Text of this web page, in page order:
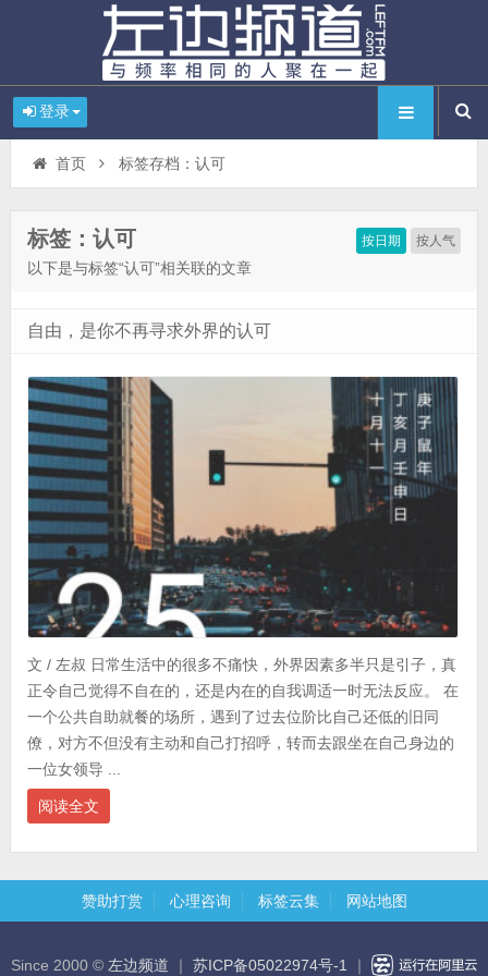
登录
首页 标签存档：认可
按日期 按人气
标签：认可
以下是与标签“认可”相关联的文章
自由，是你不再寻求外界的认可
文 / 左叔 日常生活中的很多不痛快，外界因素多半只是引子，真
正令自己觉得不自在的，还是内在的自我调适一时无法反应。 在
一个公共自助就餐的场所，遇到了过去位阶比自己还低的旧同
僚，对方不但没有主动和自己打招呼，转而去跟坐在自己身边的
一位女领导 ...
阅读全文
赞助打赏 心理咨询 标签云集 网站地图
Since 2000 © 左边频道 ｜ 苏ICP备05022974号-1 ｜